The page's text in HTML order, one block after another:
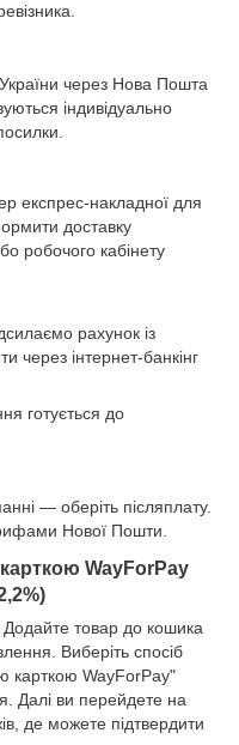
через Нова Пошта
індивідуально
експрес-накладної для
доставку
робочого кабінету
рахунок із
через інтернет-банкінг
готується до
— оберіть післяплату.
Нової Пошти.
WayForPay
товар до кошика
Виберіть спосіб
карткою WayForPay"
Далі ви перейдете на
де можете підтвердити